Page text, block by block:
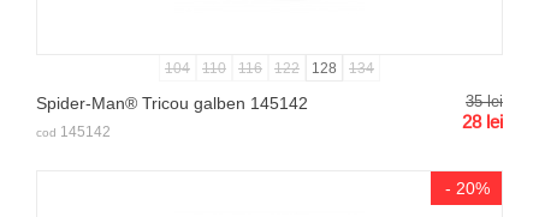
104 110 116 122 128 134
Spider-Man® Tricou galben 145142 35 lei
28 lei
cod 145142
- 20%